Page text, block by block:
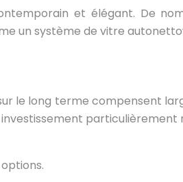
et élégant. De
un système de vitre
le long terme compensent
particulièrement